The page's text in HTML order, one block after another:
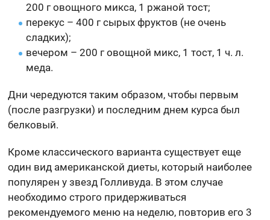
200 г овощного микса, 1 ржаной тост;
перекус – 400 г сырых фруктов (не очень
сладких);
вечером – 200 г овощной микс, 1 тост, 1 ч. л.
меда.
Дни чередуются таким образом, чтобы первым
(после разгрузки) и последним днем курса был
белковый.
Кроме классического варианта существует еще
один вид американской диеты, который наиболее
популярен у звезд Голливуда. В этом случае
необходимо строго придерживаться
рекомендуемого меню на неделю, повторив его 3